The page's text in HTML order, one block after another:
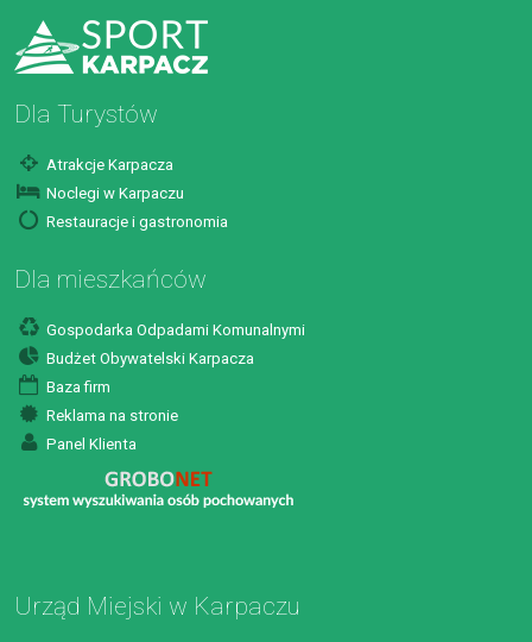
Dla Turystów
Atrakcje Karpacza
Noclegi w Karpaczu
Restauracje i gastronomia
Dla mieszkańców
Gospodarka Odpadami Komunalnymi
Budżet Obywatelski Karpacza
Baza firm
Reklama na stronie
Panel Klienta
Urząd Miejski w Karpaczu